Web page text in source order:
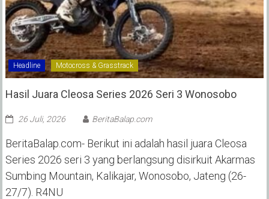
Headline Motocross & Grasstrack
Hasil Juara Cleosa Series 2026 Seri 3 Wonosobo ‎
26 Juli, 2026 BeritaBalap.com
BeritaBalap.com- Berikut ini adalah hasil juara Cleosa
Series 2026 seri 3 yang berlangsung disirkuit Akarmas
Sumbing Mountain, Kalikajar, Wonosobo, Jateng (26-
27/7). R4NU